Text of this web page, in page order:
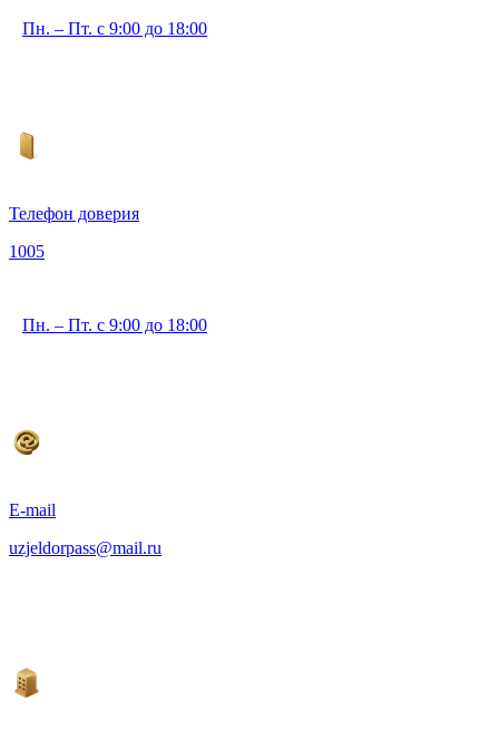
Пн. – Пт. с 9:00 до 18:00
Телефон доверия
1005
Пн. – Пт. с 9:00 до 18:00
E-mail
uzjeldorpass@mail.ru